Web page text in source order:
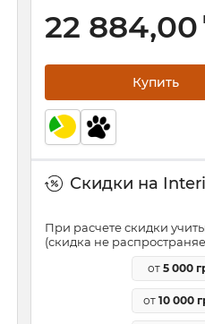
22 884,00
Купить
Скидки на
При расчете скидки
(скидка не
от 5 000
от 10 000